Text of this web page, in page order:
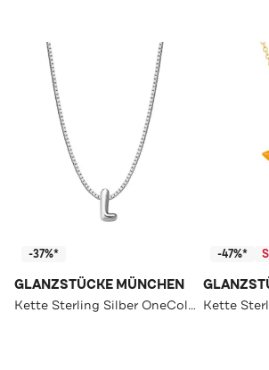
-37%*
GLANZSTÜCKE MÜNCHEN
Kette Sterling Silber OneColor
-47%*